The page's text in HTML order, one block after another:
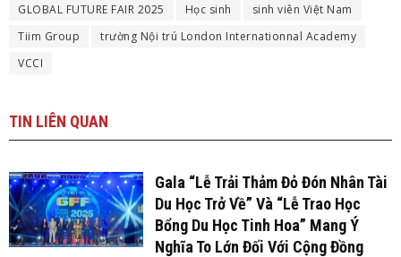
GLOBAL FUTURE FAIR 2025
Học sinh
sinh viên Việt Nam
Tiim Group
trường Nội trú London Internationnal Academy
VCCI
TIN LIÊN QUAN
Gala “Lễ Trải Thảm Đỏ Đón Nhân Tài
Du Học Trở Về” Và “Lễ Trao Học
Bổng Du Học Tinh Hoa” Mang Ý
Nghĩa To Lớn Đối Với Cộng Đồng